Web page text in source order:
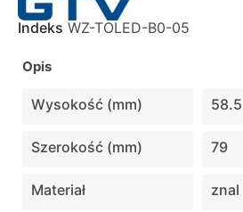
Indeks WZ-TOLED-B0-05
Opis
Wysokość (mm) 58.5
Szerokość (mm) 79
Materiał znal